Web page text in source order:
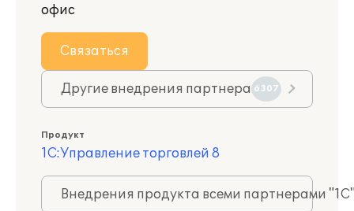
офис
Связаться
Другие внедрения партнера 6307
Продукт
1С:Управление торговлей 8
Внедрения продукта всеми партнерами